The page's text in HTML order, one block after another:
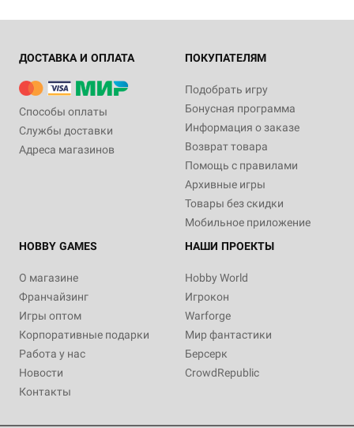
ДОСТАВКА И ОПЛАТА
Способы оплаты
Службы доставки
Адреса магазинов
ПОКУПАТЕЛЯМ
Подобрать игру
Бонусная программа
Информация о заказе
Возврат товара
Помощь с правилами
Архивные игры
Товары без скидки
Мобильное приложение
HOBBY GAMES
О магазине
Франчайзинг
Игры оптом
Корпоративные подарки
Работа у нас
Новости
Контакты
НАШИ ПРОЕКТЫ
Hobby World
Игрокон
Warforge
Мир фантастики
Берсерк
CrowdRepublic